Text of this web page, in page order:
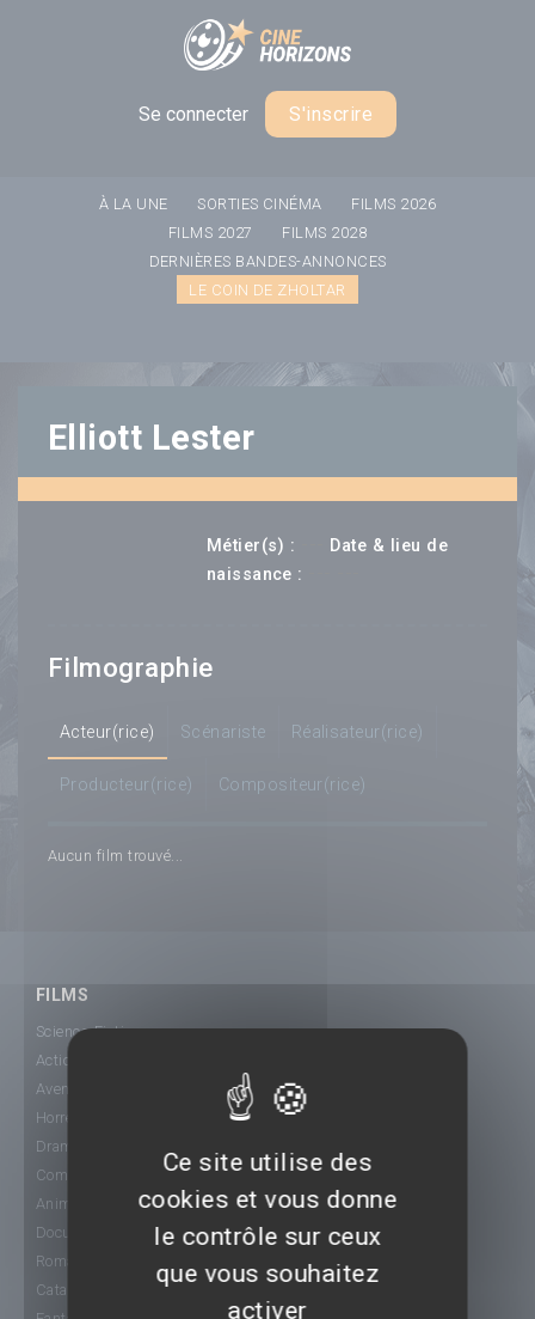
Se connecter S'inscrire
À LA UNE SORTIES CINÉMA
FILMS 2026
FILMS 2027
FILMS 2028
DERNIÈRES BANDES-ANNONCES
LE COIN DE ZHOLTAR
Elliott Lester
Métier(s) :
Date & lieu de
naissance :
Filmographie
Acteur(rice) Scénariste Réalisateur(rice)
Producteur(rice) Compositeur(rice)
Aucun film trouvé...
FILMS
Science-Fiction
Action
Aventure
Horreur
Drame
Comédie
Animation
Documentaire
Romance
Catastrophe
Panneau de gestion des cookies
Ce site utilise des
cookies et vous donne
le contrôle sur ceux
que vous souhaitez
activer